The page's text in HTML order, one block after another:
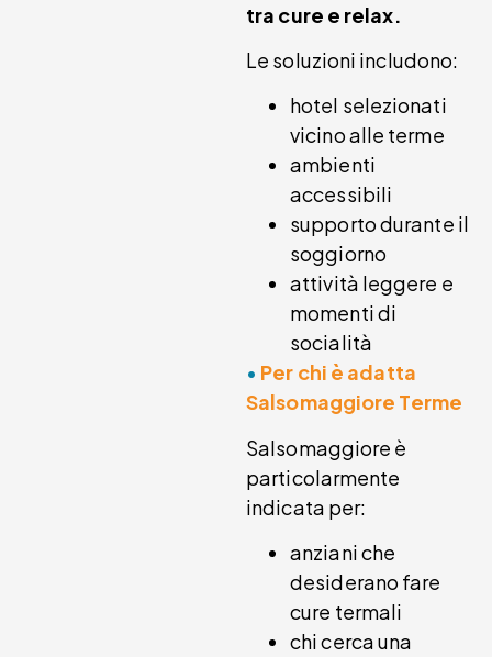
tra cure e relax.
Le soluzioni includono:
hotel selezionati
vicino alle terme
ambienti
accessibili
supporto durante il
soggiorno
attività leggere e
momenti di
socialità
• Per chi è adatta
Salsomaggiore Terme
Salsomaggiore è
particolarmente
indicata per:
anziani che
desiderano fare
cure termali
chi cerca una